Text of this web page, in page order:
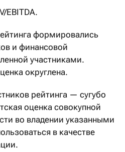
EBITDA.
формировались
и финансовой
участниками.
округлена.
рейтинга — сугубо
оценка совокупной
во владении указанными
в качестве